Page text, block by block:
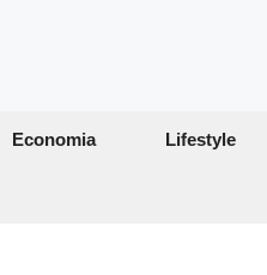
Economia Lifestyle